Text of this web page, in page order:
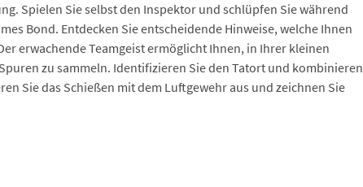
Spielen Sie selbst den Inspektor und schlüpfen Sie während
Bond. Entdecken Sie entscheidende Hinweise, welche Ihnen
erwachende Teamgeist ermöglicht Ihnen, in Ihrer kleinen
zu sammeln. Identifizieren Sie den Tatort und kombinieren
Sie das Schießen mit dem Luftgewehr aus und zeichnen Sie